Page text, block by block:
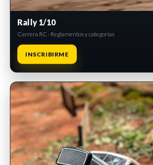
Rally 1/10
Carrera RC · Reglamentos y categorías
INSCRIBIRME
INSCRIPCIONES ABIERTAS